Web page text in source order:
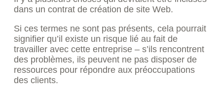
dans un contrat de création de site Web.
Si ces termes ne sont pas présents, cela pourrait
signifier qu’il existe un risque lié au fait de
travailler avec cette entreprise – s’ils rencontrent
des problèmes, ils peuvent ne pas disposer de
ressources pour répondre aux préoccupations
des clients.